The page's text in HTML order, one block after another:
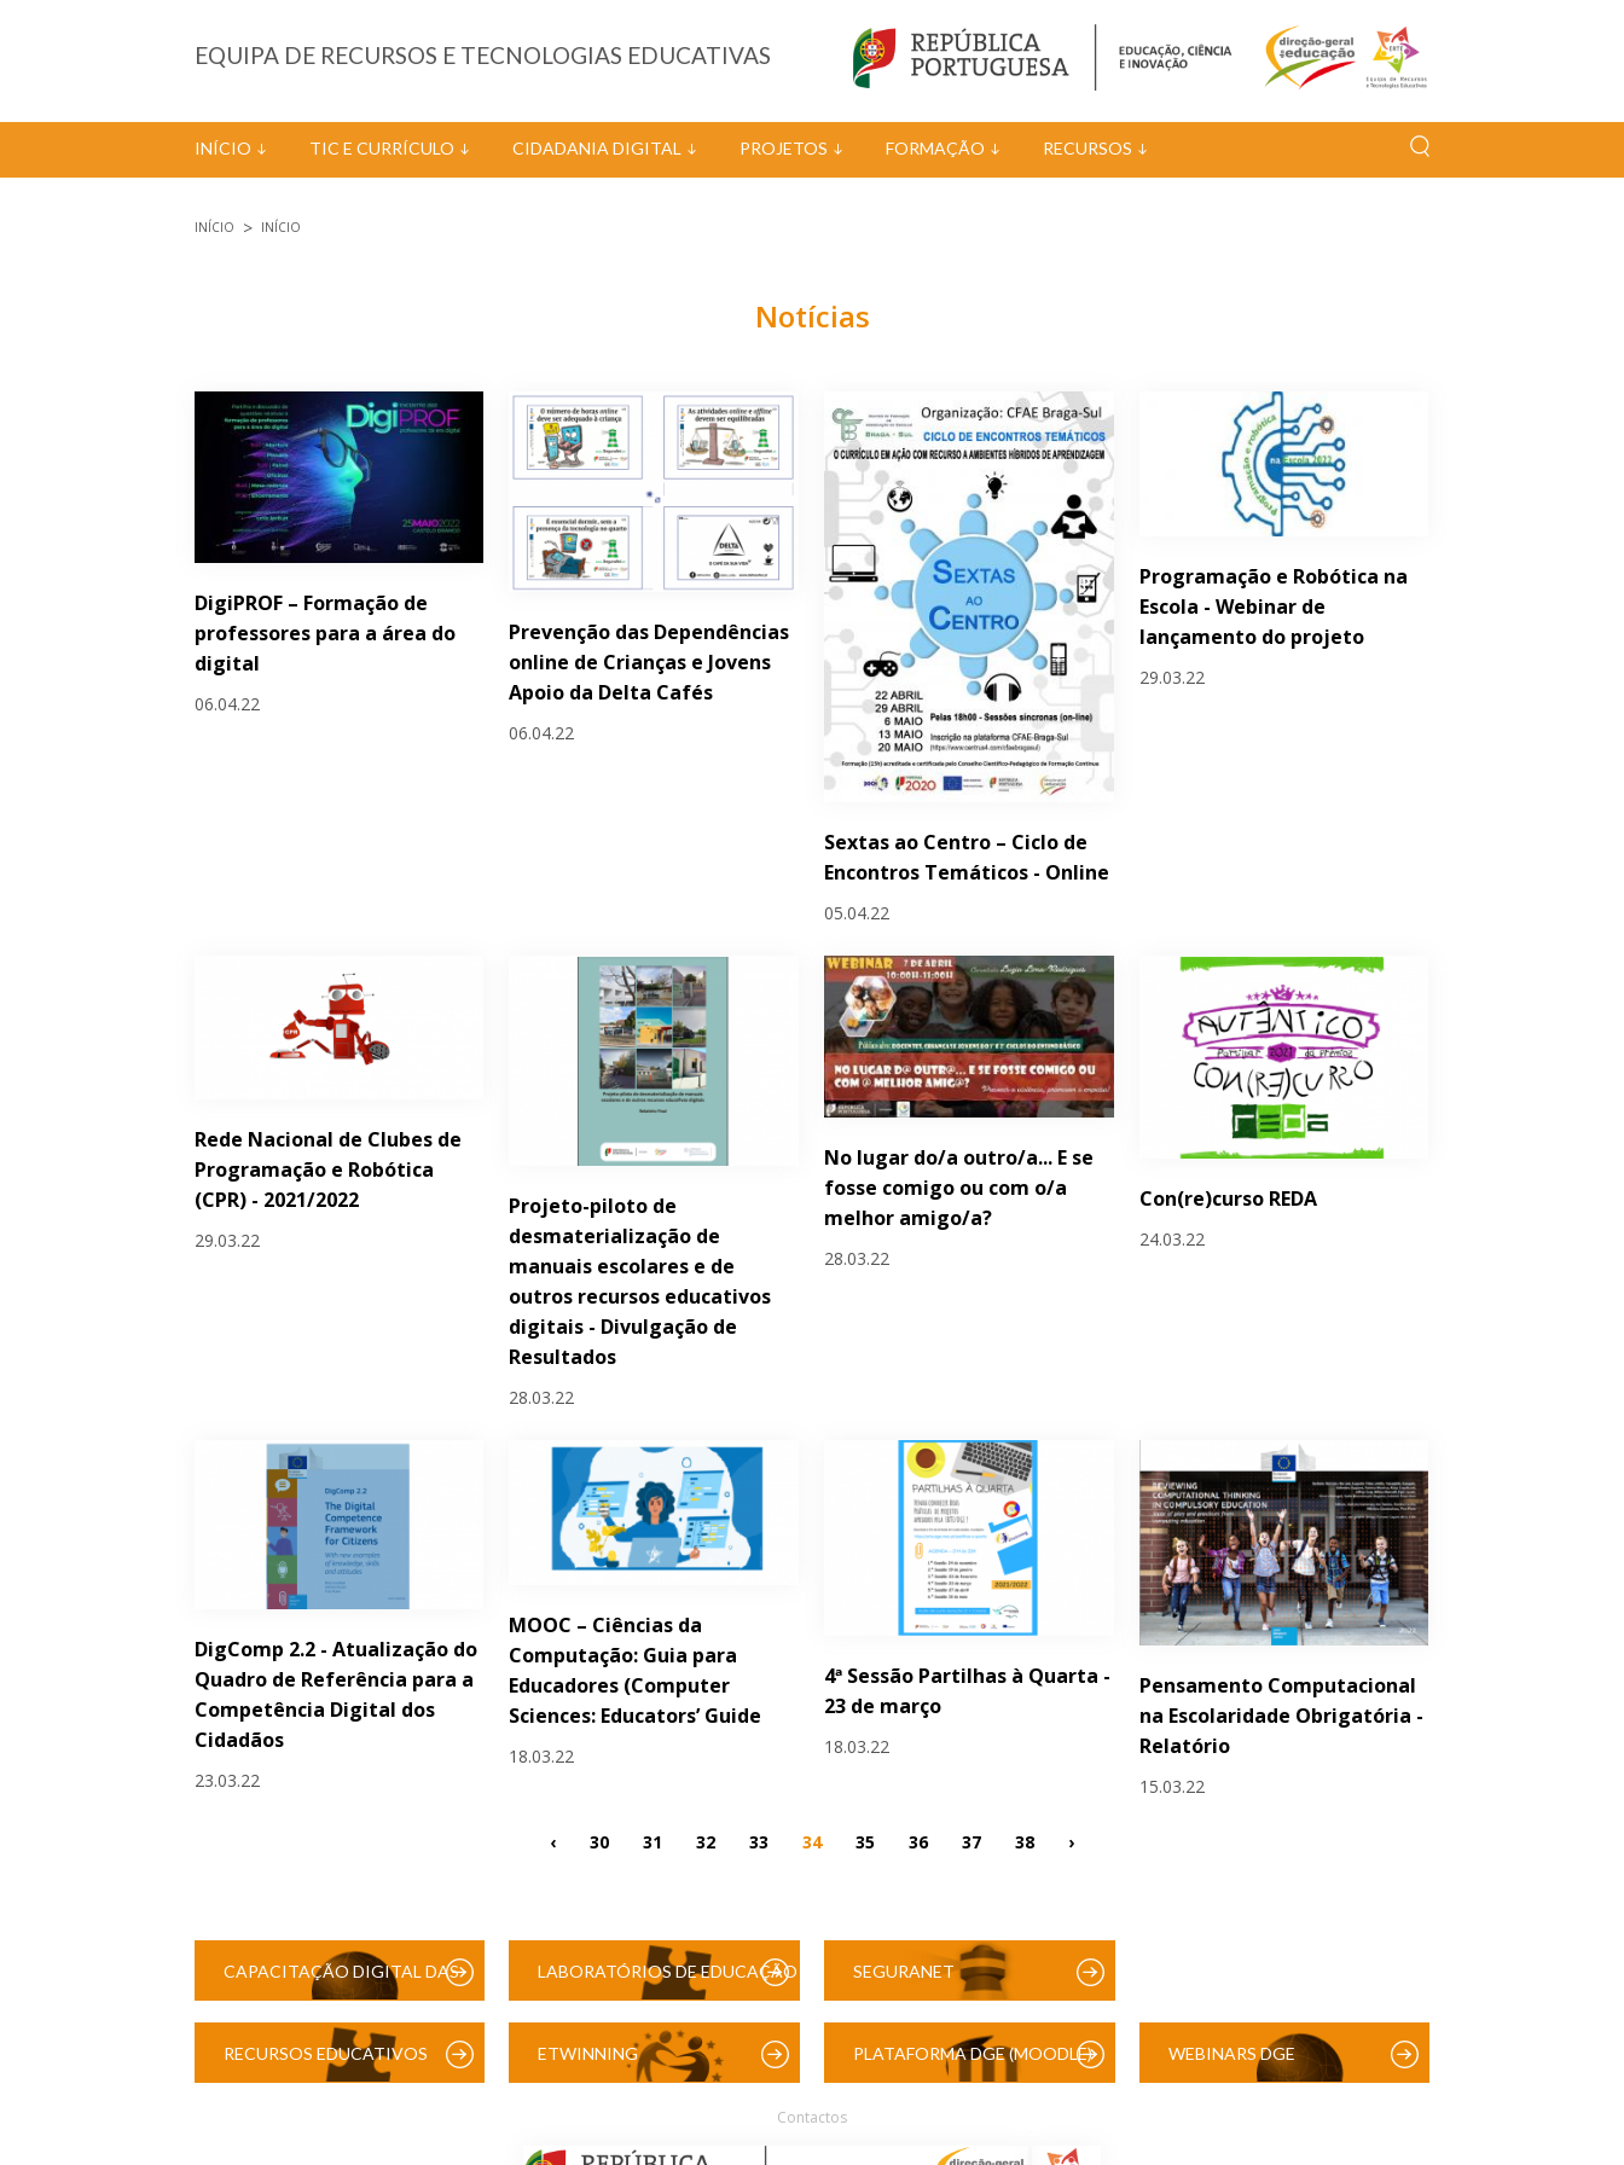
EQUIPA DE RECURSOS E TECNOLOGIAS EDUCATIVAS
INÍCIO TIC E CURRÍCULO CIDADANIA DIGITAL PROJETOS FORMAÇÃO RECURSOS
INÍCIO INÍCIO
Notícias
DigiPROF – Formação de
professores para a área do
digital
06.04.22
Prevenção das Dependências
online de Crianças e Jovens
Apoio da Delta Cafés
06.04.22
Sextas ao Centro – Ciclo de
Encontros Temáticos - Online
05.04.22
Programação e Robótica na
Escola - Webinar de
lançamento do projeto
29.03.22
Rede Nacional de Clubes de
Programação e Robótica
(CPR) - 2021/2022
29.03.22
Projeto-piloto de
desmaterialização de
manuais escolares e de
outros recursos educativos
digitais - Divulgação de
Resultados
28.03.22
No lugar do/a outro/a... E se
fosse comigo ou com o/a
melhor amigo/a?
28.03.22
Con(re)curso REDA
24.03.22
DigComp 2.2 - Atualização do
Quadro de Referência para a
Competência Digital dos
Cidadãos
23.03.22
MOOC – Ciências da
Computação: Guia para
Educadores (Computer
Sciences: Educators’ Guide
18.03.22
4ª Sessão Partilhas à Quarta -
23 de março
18.03.22
Pensamento Computacional
na Escolaridade Obrigatória -
Relatório
15.03.22
Páginas
‹ 30 31 32 33 34 35 36 37 38 ›
CAPACITAÇÃO DIGITAL DAS LABORATÓRIOS DE EDUCAÇÃO SEGURANET
RECURSOS EDUCATIVOS ETWINNING PLATAFORMA DGE (MOODLE) WEBINARS DGE
Contactos